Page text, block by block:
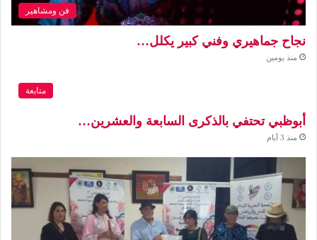
فن ومشاهير
نجاح جماهيري وفني كبير يكلل…
منذ يومين
متابعة
أبوظبي تحتفي بالذكرى السابعة والعشرين…
منذ 3 أيام